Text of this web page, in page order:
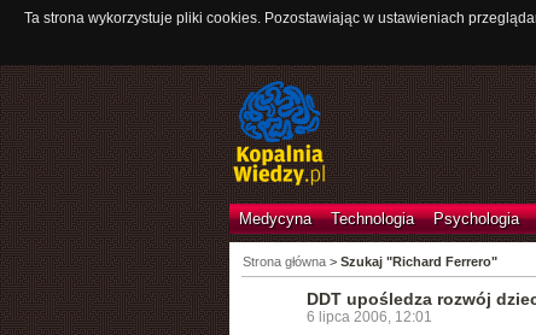
Ta strona wykorzystuje pliki cookies. Pozostawiając w ustawieniach
Medycyna Technologia Psychologia
Strona główna> Szukaj "Richard Ferrero"
DDT upośledza rozwój
6 lipca 2006, 12:01